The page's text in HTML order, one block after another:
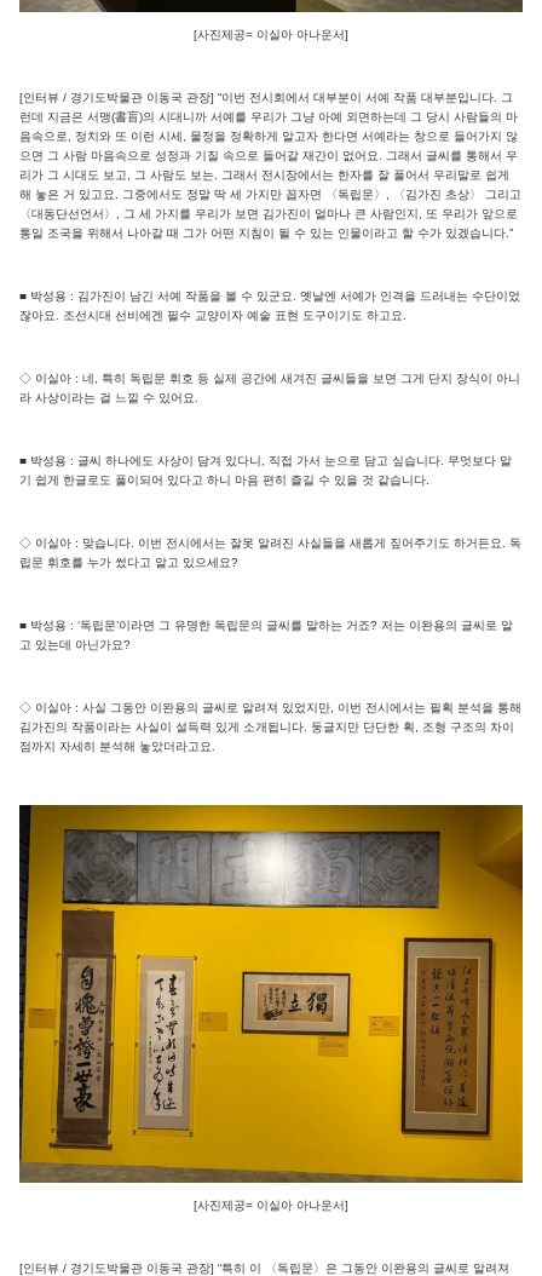
[사진제공= 이실아 아나운서]
[인터뷰 / 경기도박물관 이동국 관장] “이번 전시회에서 대부분이 서예 작품 대부분입니다. 그
런데 지금은 서맹(書盲)의 시대니까 서예를 우리가 그냥 아예 외면하는데 그 당시 사람들의 마
음속으로, 정치와 또 이런 시세, 물정을 정확하게 알고자 한다면 서예라는 창으로 들어가지 않
으면 그 사람 마음속으로 성정과 기질 속으로 들어갈 재간이 없어요. 그래서 글씨를 통해서 우
리가 그 시대도 보고, 그 사람도 보는. 그래서 전시장에서는 한자를 잘 풀어서 우리말로 쉽게
해 놓은 거 있고요. 그중에서도 정말 딱 세 가지만 꼽자면 〈독립문〉, 〈김가진 초상〉 그리고
〈대동단선언서〉, 그 세 가지를 우리가 보면 김가진이 얼마나 큰 사람인지, 또 우리가 앞으로
통일 조국을 위해서 나아갈 때 그가 어떤 지침이 될 수 있는 인물이라고 할 수가 있겠습니다.”
■ 박성용 : 김가진이 남긴 서예 작품을 볼 수 있군요. 옛날엔 서예가 인격을 드러내는 수단이었
잖아요. 조선시대 선비에겐 필수 교양이자 예술 표현 도구이기도 하고요.
◇ 이실아 : 네, 특히 독립문 휘호 등 실제 공간에 새겨진 글씨들을 보면 그게 단지 장식이 아니
라 사상이라는 걸 느낄 수 있어요.
■ 박성용 : 글씨 하나에도 사상이 담겨 있다니, 직접 가서 눈으로 담고 싶습니다. 무엇보다 알
기 쉽게 한글로도 풀이되어 있다고 하니 마음 편히 즐길 수 있을 것 같습니다.
◇ 이실아 : 맞습니다. 이번 전시에서는 잘못 알려진 사실들을 새롭게 짚어주기도 하거든요. 독
립문 휘호를 누가 썼다고 알고 있으세요?
■ 박성용 : ‘독립문’이라면 그 유명한 독립문의 글씨를 말하는 거죠? 저는 이완용의 글씨로 알
고 있는데 아닌가요?
◇ 이실아 : 사실 그동안 이완용의 글씨로 알려져 있었지만, 이번 전시에서는 필획 분석을 통해
김가진의 작품이라는 사실이 설득력 있게 소개됩니다. 둥글지만 단단한 획, 조형 구조의 차이
점까지 자세히 분석해 놓았더라고요.
[사진제공= 이실아 아나운서]
[인터뷰 / 경기도박물관 이동국 관장] “특히 이 〈독립문〉은 그동안 이완용의 글씨로 알려져